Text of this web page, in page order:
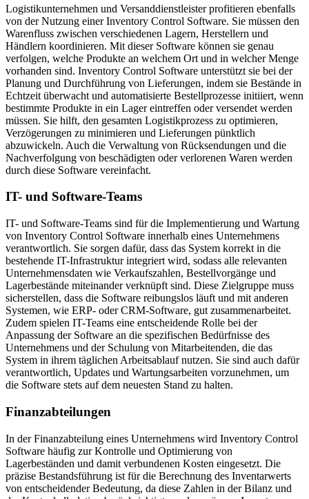
Logistikunternehmen und Versanddienstleister profitieren ebenfalls
von der Nutzung einer Inventory Control Software. Sie müssen den
Warenfluss zwischen verschiedenen Lagern, Herstellern und
Händlern koordinieren. Mit dieser Software können sie genau
verfolgen, welche Produkte an welchem Ort und in welcher Menge
vorhanden sind. Inventory Control Software unterstützt sie bei der
Planung und Durchführung von Lieferungen, indem sie Bestände in
Echtzeit überwacht und automatisierte Bestellprozesse initiiert, wenn
bestimmte Produkte in ein Lager eintreffen oder versendet werden
müssen. Sie hilft, den gesamten Logistikprozess zu optimieren,
Verzögerungen zu minimieren und Lieferungen pünktlich
abzuwickeln. Auch die Verwaltung von Rücksendungen und die
Nachverfolgung von beschädigten oder verlorenen Waren werden
durch diese Software vereinfacht.
IT- und Software-Teams
IT- und Software-Teams sind für die Implementierung und Wartung
von Inventory Control Software innerhalb eines Unternehmens
verantwortlich. Sie sorgen dafür, dass das System korrekt in die
bestehende IT-Infrastruktur integriert wird, sodass alle relevanten
Unternehmensdaten wie Verkaufszahlen, Bestellvorgänge und
Lagerbestände miteinander verknüpft sind. Diese Zielgruppe muss
sicherstellen, dass die Software reibungslos läuft und mit anderen
Systemen, wie ERP- oder CRM-Software, gut zusammenarbeitet.
Zudem spielen IT-Teams eine entscheidende Rolle bei der
Anpassung der Software an die spezifischen Bedürfnisse des
Unternehmens und der Schulung von Mitarbeitenden, die das
System in ihrem täglichen Arbeitsablauf nutzen. Sie sind auch dafür
verantwortlich, Updates und Wartungsarbeiten vorzunehmen, um
die Software stets auf dem neuesten Stand zu halten.
Finanzabteilungen
In der Finanzabteilung eines Unternehmens wird Inventory Control
Software häufig zur Kontrolle und Optimierung von
Lagerbeständen und damit verbundenen Kosten eingesetzt. Die
präzise Bestandsführung ist für die Berechnung des Inventarwerts
von entscheidender Bedeutung, da diese Zahlen in der Bilanz und